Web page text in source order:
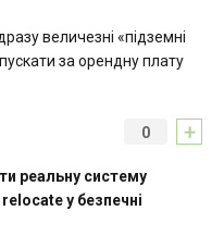
величезні «підземні
за орендну плату
+
0
реальну систему
у безпечні